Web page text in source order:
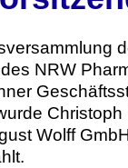
NRW
Christoph
Wolff